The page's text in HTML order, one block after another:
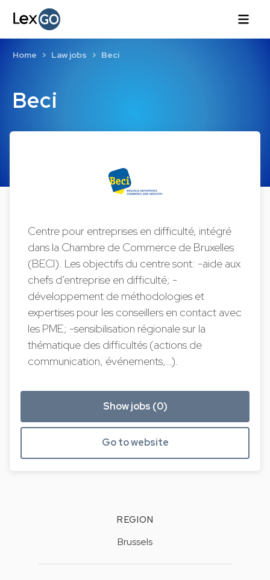
Beci
Home Law jobs Beci
Centre pour entreprises en difficulté, intégré
dans la Chambre de Commerce de Bruxelles
(BECI). Les objectifs du centre sont: -aide aux
chefs d’entreprise en difficulté; -
développement de méthodologies et
expertises pour les conseillers en contact avec
les PME; -sensibilisation régionale sur la
thématique des difficultés (actions de
communication, événements,…).
Show jobs (0)
Go to website
REGION
Brussels